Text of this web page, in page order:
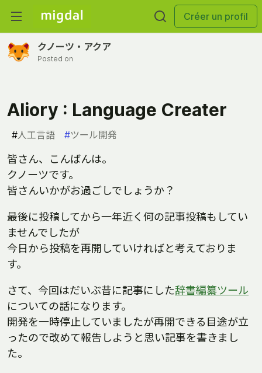
Créer un profil
クノーツ・アクア
Posted on
Aliory : Language Creater
#人工言語 #ツール開発
皆さん、こんばんは。
クノーツです。
皆さんいかがお過ごしでしょうか？
最後に投稿してから一年近く何の記事投稿もしてい
ませんでしたが
今日から投稿を再開していければと考えておりま
す。
さて、今回はだいぶ昔に記事にした辞書編纂ツール
についての話になります。
開発を一時停止していましたが再開できる目途が立
ったので改めて報告しようと思い記事を書きまし
た。